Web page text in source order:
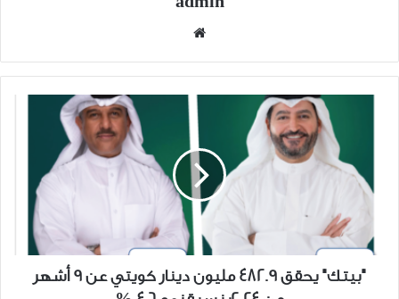
"بيتك"
مليون
دينار
كويتي
أشهر
"بيتك" يحقق 482.9 مليون دينار كويتي عن 9 أشهر